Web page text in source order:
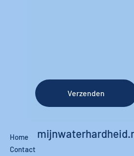
Verzenden
Home
Contact